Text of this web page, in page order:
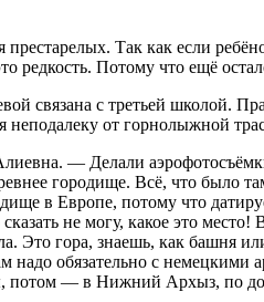
Так как если
редкость. Потому что ещё
связана с третьей школой.
неподалеку от горнолыжной
— Делали
городище. Всё, что было
в Европе, потому что
не могу, какое это
Это гора, знаешь, как башня
надо обязательно с
потом — в Нижний Архыз, по